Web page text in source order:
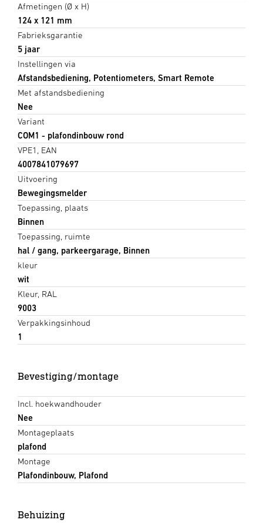
Afmetingen (Ø x H)
124 x 121 mm
Fabrieksgarantie
5 jaar
Instellingen via
Afstandsbediening, Potentiometers, Smart Remote
Met afstandsbediening
Nee
Variant
COM1 - plafondinbouw rond
VPE1, EAN
4007841079697
Uitvoering
Bewegingsmelder
Toepassing, plaats
Binnen
Toepassing, ruimte
hal / gang, parkeergarage, Binnen
kleur
wit
Kleur, RAL
9003
Verpakkingsinhoud
1
Bevestiging/montage
Incl. hoekwandhouder
Nee
Montageplaats
plafond
Montage
Plafondinbouw, Plafond
Behuizing